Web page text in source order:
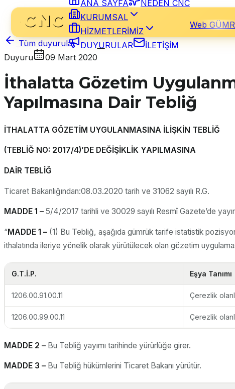
ANA SAYFA
NEDEN CNC
KURUMSAL
HİZMETLERİMİZ
DUYURULAR
İLETİŞİM
Web
Tüm duyurular
Duyuru
09 Mart 2020
İthalatta Gözetim
Yapılmasına Dair Tebliğ
İTHALATTA GÖZETİM UYGULANMASINA İLİŞKİN TEBLİĞ
(TEBLİĞ NO: 2017/4)’DE DEĞİŞİKLİK YAPILMASINA
DAİR TEBLİĞ
Ticaret Bakanlığından:08.03.2020 tarih ve 31062 sayılı R.G.
MADDE 1 – 5/4/2017 tarihli ve 30029 sayılı Resmî Gazete’de
“MADDE 1 – (1) Bu Tebliğ, aşağıda gümrük tarife istatistik
ithalatında ileriye yönelik olarak yürütülecek olan gözetim
G.T.İ.P. Eşya Tanımı
1206.00.91.00.11 Çerezlik
1206.00.99.00.11 Çerezlik
MADDE 2 – Bu Tebliğ yayımı tarihinde yürürlüğe girer.
MADDE 3 – Bu Tebliğ hükümlerini Ticaret Bakanı yürütür.